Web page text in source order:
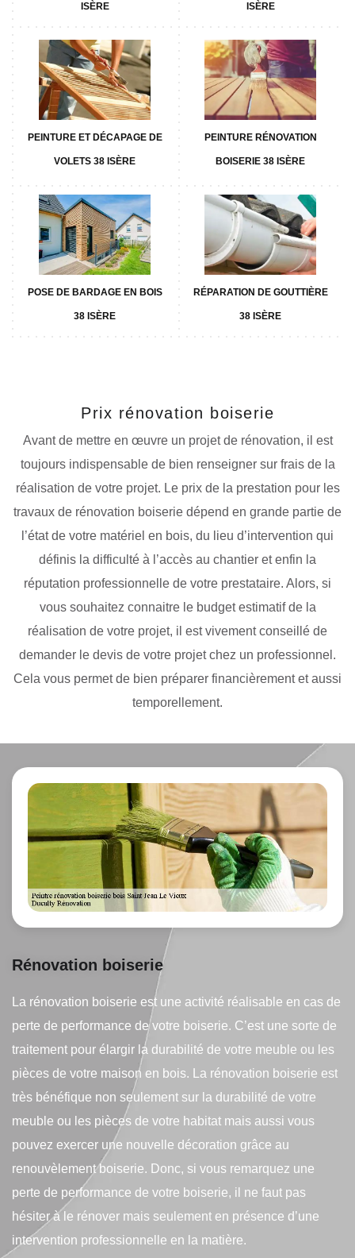
ISÈRE ISÈRE
PEINTURE ET DÉCAPAGE DE
VOLETS 38 ISÈRE
PEINTURE RÉNOVATION
BOISERIE 38 ISÈRE
POSE DE BARDAGE EN BOIS
38 ISÈRE
RÉPARATION DE GOUTTIÈRE
38 ISÈRE
Prix rénovation boiserie
Avant de mettre en œuvre un projet de rénovation, il est
toujours indispensable de bien renseigner sur frais de la
réalisation de votre projet. Le prix de la prestation pour les
travaux de rénovation boiserie dépend en grande partie de
l’état de votre matériel en bois, du lieu d’intervention qui
définis la difficulté à l’accès au chantier et enfin la
réputation professionnelle de votre prestataire. Alors, si
vous souhaitez connaitre le budget estimatif de la
réalisation de votre projet, il est vivement conseillé de
demander le devis de votre projet chez un professionnel.
Cela vous permet de bien préparer financièrement et aussi
temporellement.
Rénovation boiserie
La rénovation boiserie est une activité réalisable en cas de
perte de performance de votre boiserie. C’est une sorte de
traitement pour élargir la durabilité de votre meuble ou les
pièces de votre maison en bois. La rénovation boiserie est
très bénéfique non seulement sur la durabilité de votre
meuble ou les pièces de votre habitat mais aussi vous
pouvez exercer une nouvelle décoration grâce au
renouvèlement boiserie. Donc, si vous remarquez une
perte de performance de votre boiserie, il ne faut pas
hésiter à le rénover mais seulement en présence d’une
intervention professionnelle en la matière.